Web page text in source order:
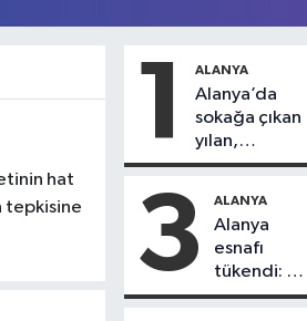
hat
tepkisine
1 ALANYA
Alanya’da
sokağa çıkan
yılan,
vatandaşı
3 ALANYA
Alanya
esnafı
tükendi: 1
ayda 150